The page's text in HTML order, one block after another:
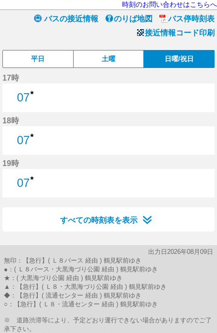
時刻のお問い合わせはこちらへ
バスの接近情報 のりば地図
バス停時刻表
接近情報コード印刷
平日 土曜 日曜/祝日
17時
07★
18時
07★
19時
07★
すべての時刻表を表示
出力日2026年08月09日
無印：【急行】( Ｌ８バース 経由 ) 鶴見駅前ゆき
●：( Ｌ８バース・大黒海づり公園 経由 ) 鶴見駅前ゆき
★：( 大黒海づり公園 経由 ) 鶴見駅前ゆき
▲：【急行】( Ｌ８・大黒海づり公園 経由 ) 鶴見駅前ゆき
◆：【急行】( 流通センター 経由 ) 鶴見駅前ゆき
○：【急行】( Ｌ８・流通センター 経由 ) 鶴見駅前ゆき
※ 道路渋滞等により、予定どおり運行できない場合がありますのでご了
承下さい。